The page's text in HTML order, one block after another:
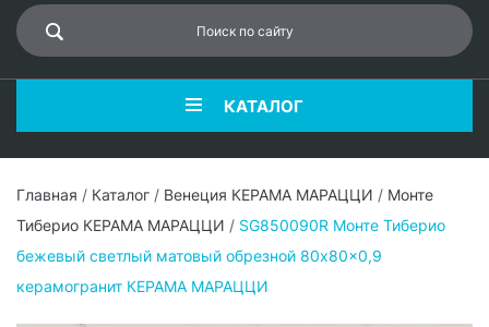
КАТАЛОГ
Главная / Каталог / Венеция КЕРАМА МАРАЦЦИ / Монте
Тиберио КЕРАМА МАРАЦЦИ / SG850090R Монте Тиберио
бежевый светлый матовый обрезной 80x80x0,9
керамогранит КЕРАМА МАРАЦЦИ